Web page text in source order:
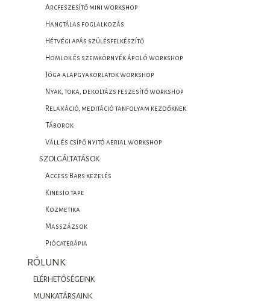
Arcfeszesítő mini workshop
Hangtálas foglalkozás
Hétvégi apás szülésfelkészítő
Homlok és szemkörnyék ápoló workshop
Jóga alapgyakorlatok workshop
Nyak, toka, dekoltázs feszesítő workshop
Relaxáció, meditáció tanfolyam kezdőknek
Táborok
Váll és csípő nyitó aerial workshop
SZOLGÁLTATÁSOK
Access Bars kezelés
Kinesio tape
Kozmetika
Masszázsok
Piócaterápia
RÓLUNK
ELÉRHETŐSÉGEINK
MUNKATÁRSAINK